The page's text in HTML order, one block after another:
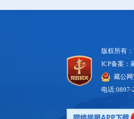
版权所有
ICP备案：
藏公
电话